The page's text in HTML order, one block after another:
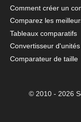
Comment créer un
Comparez les
Tableaux comparatifs
Convertisseur d'unités
Comparateur de taille
© 2010 - 2026